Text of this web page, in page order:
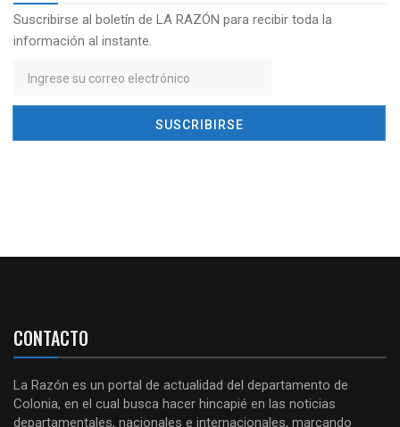
Suscribirse al boletín de LA RAZÓN para recibir toda la
información al instante.
CONTACTO
La Razón es un portal de actualidad del departamento de
Colonia, en el cual busca hacer hincapié en las noticias
departamentales, nacionales e internacionales, marcando